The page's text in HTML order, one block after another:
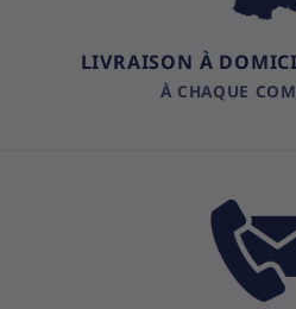
LIVRAISON À
À CHAQUE